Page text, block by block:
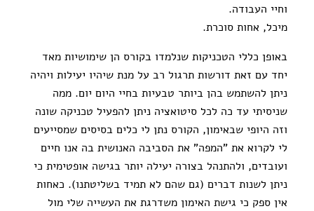
וחיי העבודה.
מיכל, אחות סוכרת.
באופן כללי הטכניקות שנלמדו בקורס הן שימושיות מאד
יחד עם זאת דורשות תרגול רב על מנת שיהיו יעילות ויהיה
ניתן להשתמש בהן ביותר טבעיות בחיי היום יום. ממה
שניסיתי עד כה לכל סיטואציה ניתן להפעיל טכניקה שונה
וזה היופי שבאימון, הקורס נתן לי כלים בסיסים שמסייעים
לי לקרוא את "המפה" את הסביבה האנושית בה אנו חיים
ועובדים, ולהתנהל בצורה יעילה יותר בגישה אופטימית כי
ניתן לשנות דברים (גם שהם לא תמיד בשליטתנו). כאחות
אין ספק כי גישת האימון משדרגת את העשייה שלי מול